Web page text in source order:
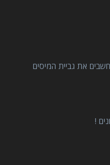
את גביית המיסים
!